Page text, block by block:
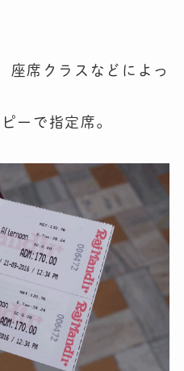
座席クラスなどによっ
ーで指定席。